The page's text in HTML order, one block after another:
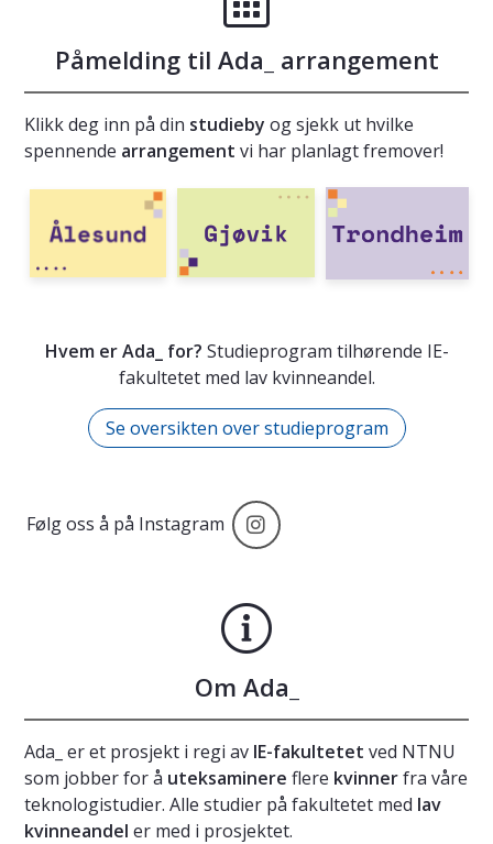
Påmelding til Ada_ arrangement
Klikk deg inn på din studieby og sjekk ut hvilke
spennende arrangement vi har planlagt fremover!
Hvem er Ada_ for? Studieprogram tilhørende IE-
fakultetet med lav kvinneandel.
Se oversikten over studieprogram
Følg oss å på Instagram instagram
Om Ada_
Ada_ er et prosjekt i regi av IE-fakultetet ved NTNU
som jobber for å uteksaminere flere kvinnerfra våre
teknologistudier. Alle studier på fakultetet med lav
kvinneandel er med i prosjektet.